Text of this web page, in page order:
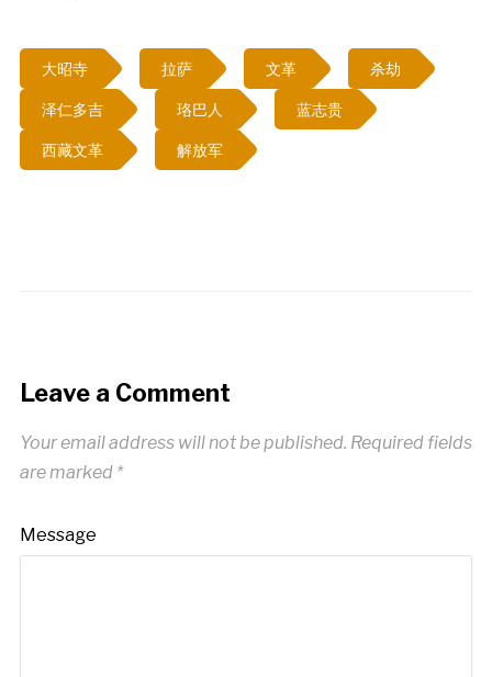
大昭寺 拉萨 文革 杀劫
泽仁多吉 珞巴人 蓝志贵
西藏文革 解放军
Leave a Comment
Your email address will not be published. Required fields
are marked *
Message